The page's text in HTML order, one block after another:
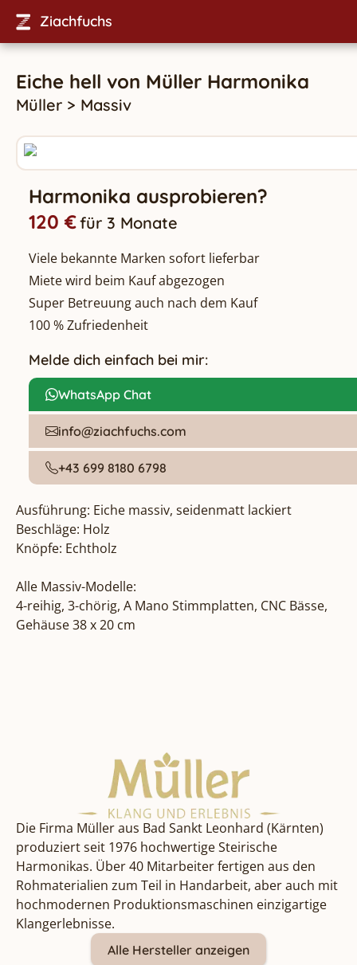
Ziachfuchs
Eiche hell von Müller Harmonika
Müller > Massiv
Harmonika ausprobieren?
120 €für 3 Monate
Viele bekannte Marken sofort lieferbar
Miete wird beim Kauf abgezogen
Super Betreuung auch nach dem Kauf
100 % Zufriedenheit
Melde dich einfach bei mir:
WhatsApp Chat
info@ziachfuchs.com
+43 699 8180 6798
Ausführung: Eiche massiv, seidenmatt lackiert
Beschläge: Holz
Knöpfe: Echtholz
Alle Massiv-Modelle:
4-reihig, 3-chörig, A Mano Stimmplatten, CNC Bässe,
Gehäuse 38 x 20 cm
Die Firma Müller aus Bad Sankt Leonhard (Kärnten)
produziert seit 1976 hochwertige Steirische
Harmonikas. Über 40 Mitarbeiter fertigen aus den
Rohmaterialien zum Teil in Handarbeit, aber auch mit
hochmodernen Produktionsmaschinen einzigartige
Klangerlebnisse.
Alle Hersteller anzeigen